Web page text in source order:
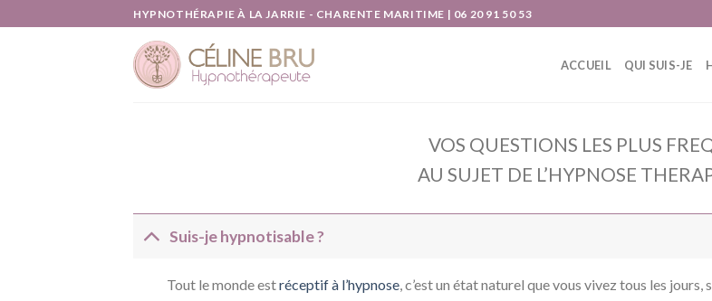
to
HYPNOTHÉRAPIE À LA JARRIE - CHARENTE MARITIME | 06 20 91 50 53
ACCUEIL QUI SUIS-JE
VOS QUESTIONS LES PLUS
AU SUJET DE L’HYPNOSE
Suis-je hypnotisable ?
Tout le monde estréceptif à l’hypnose, c’est un état naturel que vous vivez tous les jours,